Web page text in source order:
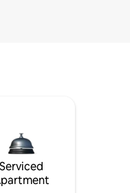
Serviced